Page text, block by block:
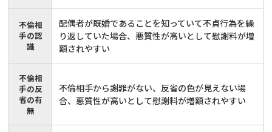
不倫相
手の認
識
配偶者が既婚であることを知っていて不貞行為を繰
り返していた場合、悪質性が高いとして慰謝料が増
額されやすい
不倫相
手の反
省の有
無
不倫相手から謝罪がない、反省の色が見えない場
合、悪質性が高いとして慰謝料が増額されやすい